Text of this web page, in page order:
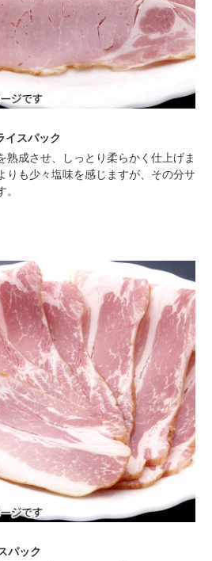
スパック
熟成させ、しっとり柔らかく仕上げま
りも少々塩味を感じますが、その分サ
パック